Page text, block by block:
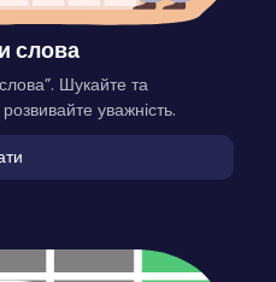
слова
Шукайте та
уважність.